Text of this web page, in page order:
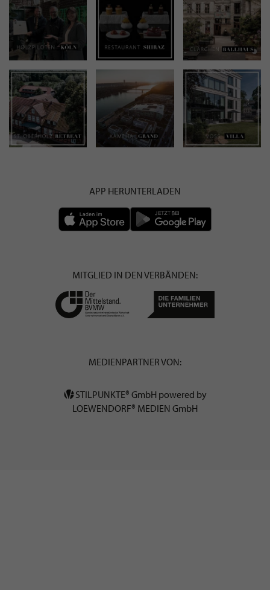
APP HERUNTERLADEN
MITGLIED IN DEN VERBÄNDEN:
MEDIENPARTNER VON:
STILPUNKTE® GmbH powered by
LOEWENDORF® MEDIEN GmbH